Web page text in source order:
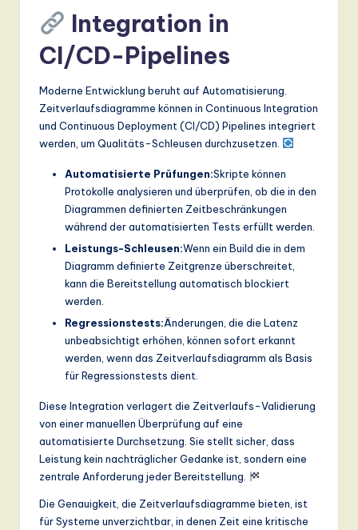
Integration in
CI/CD-Pipelines
Moderne Entwicklung beruht auf Automatisierung.
Zeitverlaufsdiagramme können in Continuous Integration
und Continuous Deployment (CI/CD) Pipelines integriert
werden, um Qualitäts-Schleusen durchzusetzen.
Automatisierte Prüfungen:Skripte können
Protokolle analysieren und überprüfen, ob die in den
Diagrammen definierten Zeitbeschränkungen
während der automatisierten Tests erfüllt werden.
Leistungs-Schleusen:Wenn ein Build die in dem
Diagramm definierte Zeitgrenze überschreitet,
kann die Bereitstellung automatisch blockiert
werden.
Regressionstests:Änderungen, die die Latenz
unbeabsichtigt erhöhen, können sofort erkannt
werden, wenn das Zeitverlaufsdiagramm als Basis
für Regressionstests dient.
Diese Integration verlagert die Zeitverlaufs-Validierung
von einer manuellen Überprüfung auf eine
automatisierte Durchsetzung. Sie stellt sicher, dass
Leistung kein nachträglicher Gedanke ist, sondern eine
zentrale Anforderung jeder Bereitstellung.
Die Genauigkeit, die Zeitverlaufsdiagramme bieten, ist
für Systeme unverzichtbar, in denen Zeit eine kritische